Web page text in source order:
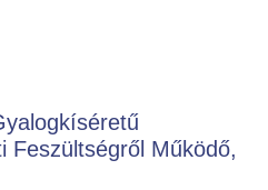
Feszültségről Működő,